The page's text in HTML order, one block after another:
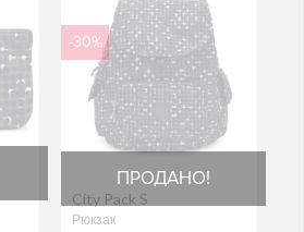
ПРОДАНО!
-30%
City Pack S
Рюкзак